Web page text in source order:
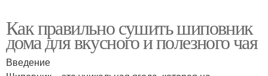
Как правильно сушить шиповник
дома для вкусного и полезного чая
Введение